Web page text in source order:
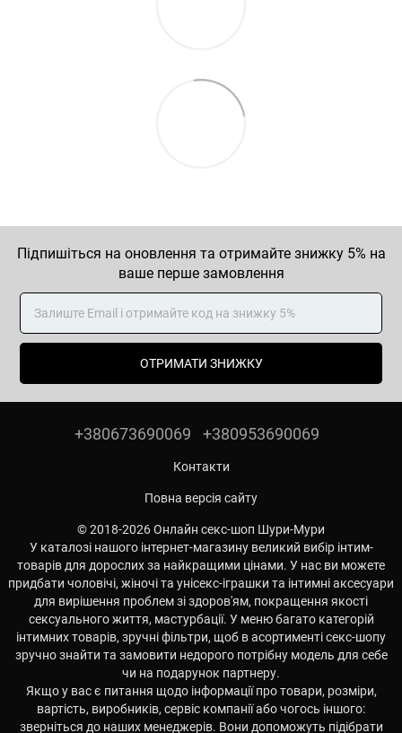
Підпишіться на оновлення та отримайте знижку 5% на
ваше перше замовлення
ОТРИМАТИ ЗНИЖКУ
+380673690069 +380953690069
Контакти
Повна версія сайту
© 2018-2026 Онлайн секс-шоп Шури-Мури
У каталозі нашого інтернет-магазину великий вибір інтим-
товарів для дорослих за найкращими цінами. У нас ви можете
придбати чоловічі, жіночі та унісекс-іграшки та інтимні аксесуари
для вирішення проблем зі здоров'ям, покращення якості
сексуального життя, мастурбації. У меню багато категорій
інтимних товарів, зручні фільтри, щоб в асортименті секс-шопу
зручно знайти та замовити недорого потрібну модель для себе
чи на подарунок партнеру.
Якщо у вас є питання щодо інформації про товари, розміри,
вартість, виробників, сервіс компанії або чогось іншого:
зверніться до наших менеджерів. Вони допоможуть підібрати